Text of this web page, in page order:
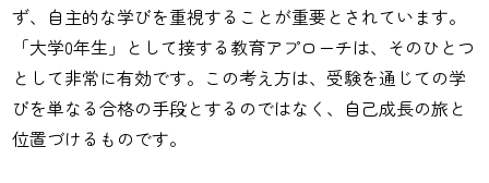
ず、自主的な学びを重視することが重要とされています。
「大学0年生」として接する教育アプローチは、そのひとつ
として非常に有効です。この考え方は、受験を通じての学
びを単なる合格の手段とするのではなく、自己成長の旅と
位置づけるものです。